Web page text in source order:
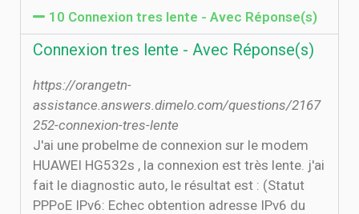
10 Connexion tres lente - Avec Réponse(s)
Connexion tres lente - Avec Réponse(s)
https://orangetn-
assistance.answers.dimelo.com/questions/2167
252-connexion-tres-lente
J'ai une probelme de connexion sur le modem
HUAWEI HG532s , la connexion est très lente. j'ai
fait le diagnostic auto, le résultat est : (Statut
PPPoE IPv6: Echec obtention adresse IPv6 du